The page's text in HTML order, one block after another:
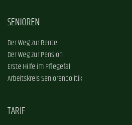
SENIOREN
Der Weg zur Rente
Der Weg zur Pension
Erste Hilfe im Pflegefall
Arbeitskreis Seniorenpolitik
TARIF